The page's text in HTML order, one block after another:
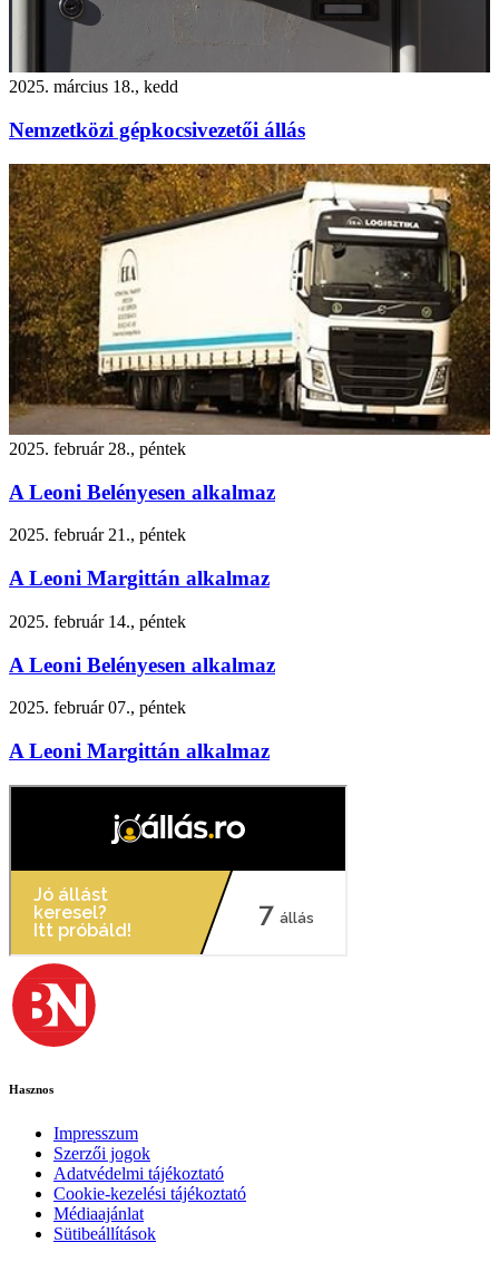
2025. március 18., kedd
Nemzetközi gépkocsivezetői állás
2025. február 28., péntek
A Leoni Belényesen alkalmaz
2025. február 21., péntek
A Leoni Margittán alkalmaz
2025. február 14., péntek
A Leoni Belényesen alkalmaz
2025. február 07., péntek
A Leoni Margittán alkalmaz
Hasznos
Impresszum
Szerzői jogok
Adatvédelmi tájékoztató
Cookie-kezelési tájékoztató
Médiaajánlat
Sütibeállítások